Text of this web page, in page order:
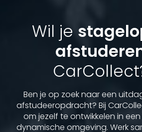
Wil je
Ben je op zoek naar een
afstudeeropdracht? Bij
om jezelf te ontwikkelen in
dynamische omgeving. Werk